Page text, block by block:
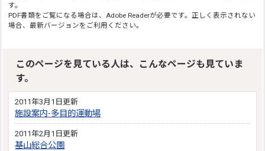
す。
PDF書類をご覧になる場合は、Adobe Readerが必要です。正しく表示されない
場合、最新バージョンをご利用ください。
このページを見ている人は、こんなページも見ていま
す。
2011年3月1日更新
施設案内-多目的運動場
2011年2月1日更新
基山総合公園